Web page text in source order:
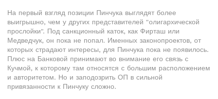
На первый взгляд позиции Пинчука выглядят более
выигрышно, чем у других представителей "олигархической
прослойки". Под санкционный каток, как Фирташ или
Медведчук, он пока не попал. Именных законопроектов, от
которых страдают интересы, для Пинчука пока не появилось.
Плюс на Банковой принимают во внимание его связь с
Кучмой, к которому там относятся с большим расположением
и авторитетом. Но и заподозрить ОП в сильной
привязанности к Пинчуку сложно.